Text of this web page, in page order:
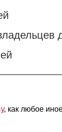
, как любое